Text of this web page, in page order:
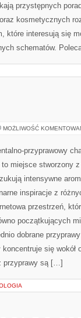
przystępnych
kosmetycznych
które interesują się
schematów.
MOŻLIWOŚĆ
przyprawowy
to miejsce stworzony
intensywne
inspiracje z
przestrzeń,
początkujących
dobrane
się wokół
przyprawy są […]